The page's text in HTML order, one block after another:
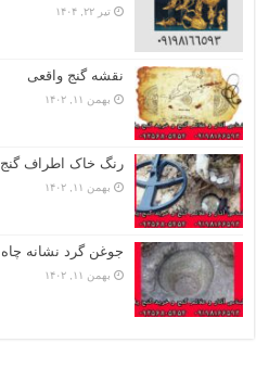
تیر ۲۲, ۱۴۰۴
نقشه گنج واقعی
بهمن ۱۱, ۱۴۰۲
رنگ خاک اطراف گنج
بهمن ۱۱, ۱۴۰۲
جوغن گرد نشانه چاه
بهمن ۱۱, ۱۴۰۲